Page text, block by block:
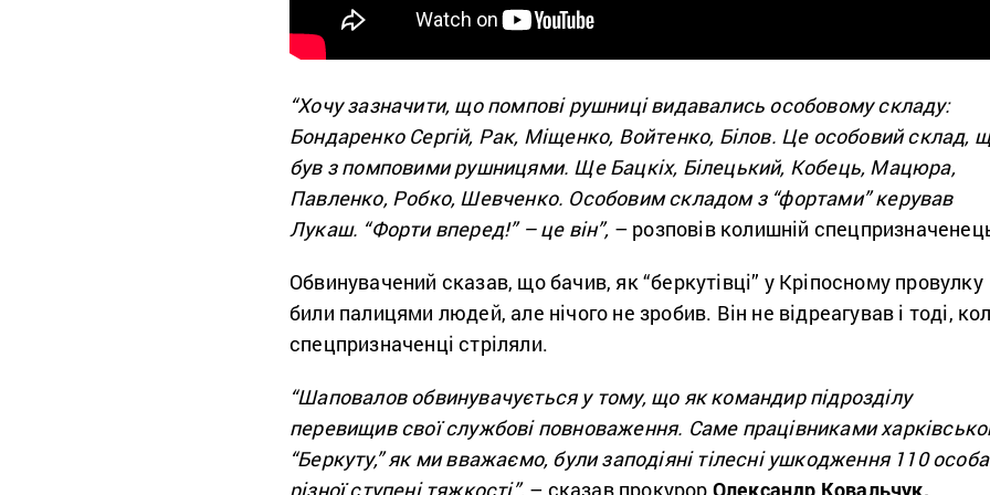
“Хочу зазначити, що помпові рушниці видавались особовому складу:
Бондаренко Сергій, Рак, Міщенко, Войтенко, Білов. Це особовий склад,
був з помповими рушницями. Ще Бацкіх, Білецький, Кобець, Мацюра,
Павленко, Робко, Шевченко. Особовим складом з “фортами” керував
Лукаш. “Форти вперед!” – це він”, – розповів колишній
Обвинувачений сказав, що бачив, як “беркутівці” у Кріпосному провулку
били палицями людей, але нічого не зробив. Він не відреагував і тоді,
спецпризначенці стріляли.
“Шаповалов обвинувачується у тому, що як командир підрозділу
перевищив свої службові повноваження. Саме працівниками
“Беркуту,” як ми вважаємо, були заподіяні тілесні ушкодження 110
різної ступені тяжкості”, – сказав прокурор Олександр Ковальчук.